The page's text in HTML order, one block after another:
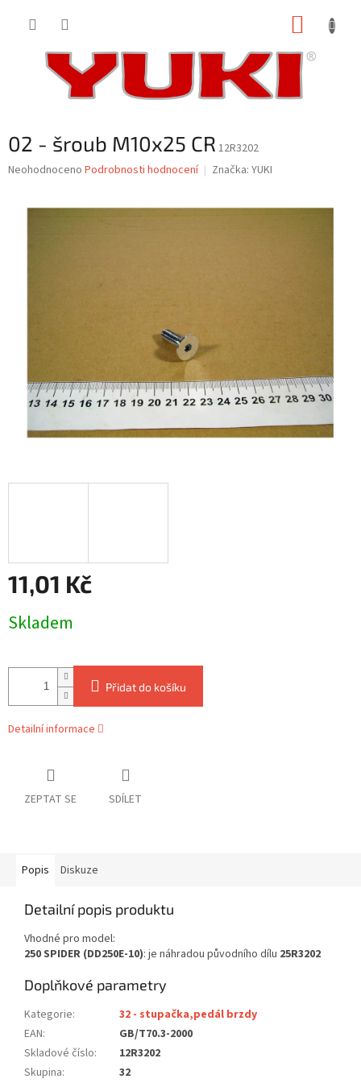
02 - šroub M10x25 CR 12R3202
Průměrné
Neohodnoceno Podrobnosti hodnocení Značka: YUKI
11,01 Kč
cena:
Skladem
Přidat do košíku
Detailní informace
ZEPTAT SE SDÍLET
Popis Diskuze
Detailní popis produktu
Vhodné pro model:
250 SPIDER (DD250E-10): je náhradou původního dílu 25R3202
Doplňkové parametry
Kategorie:
32 - stupačka,pedál brzdy
EAN:
GB/T70.3-2000
Skladové číslo:
12R3202
Skupina: 32